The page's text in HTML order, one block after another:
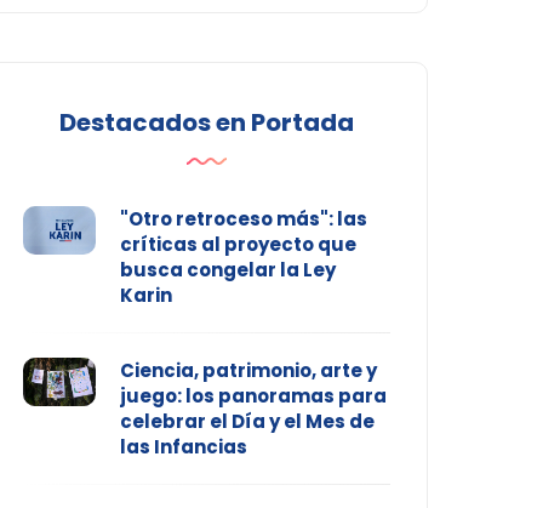
Destacados en Portada
"Otro retroceso más": las
críticas al proyecto que
busca congelar la Ley
Karin
Ciencia, patrimonio, arte y
juego: los panoramas para
celebrar el Día y el Mes de
las Infancias